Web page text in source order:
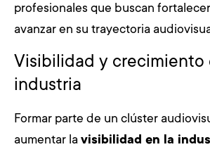
profesionales que buscan
avanzar en su trayectoria
Visibilidad y crecimiento
industria
Formar parte de un clúster
aumentar la visibilidad en la